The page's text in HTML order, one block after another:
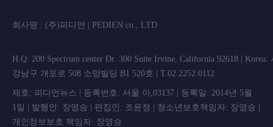
회사명 : (주)피디언 | PEDIEN co.,
H.Q: 200 Spectrum center Dr. 300 Suite Irvine, California 92618 | Korea:
강남구 개포로 508 소망빌딩 B1 520호 | T.02.2252.0112
제호: 피디언뉴스 | 등록번호: 서울 아,03137 | 등록일: 2014년 5월
1일 | 발행인: 장영승 | 편집인: 조윤정 | 청소년보호책임자: 장영승 |
개인정보보호 책임자: 장영승